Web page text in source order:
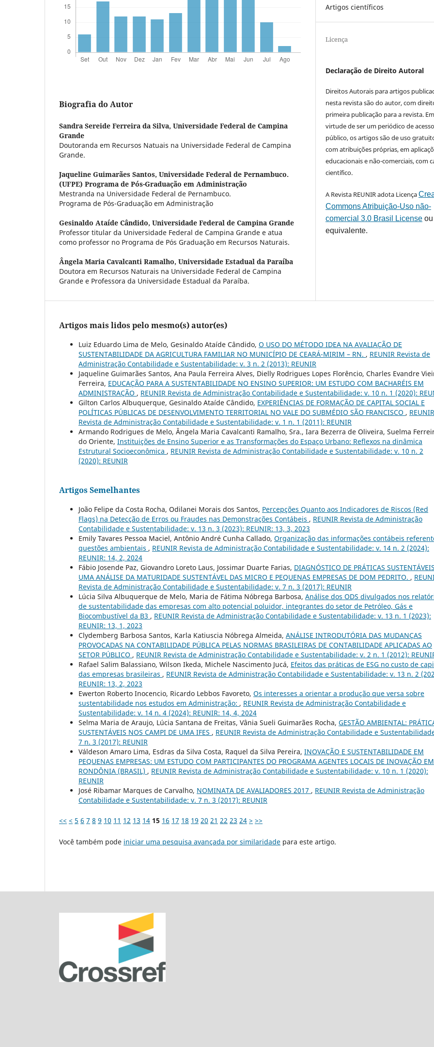
Biografia do Autor
Sandra Sereide Ferreira da Silva, Universidade Federal de Campina
Grande
Doutoranda em Recursos Natuais na Universidade Federal de Campina
Grande.
Jaqueline Guimarães Santos, Universidade Federal de Pernambuco.
(UFPE) Programa de Pós-Graduação em Administração
Mestranda na Universidade Federal de Pernambuco.
Programa de Pós-Graduação em Administração
Gesinaldo Ataíde Cândido, Universidade Federal de Campina Grande
Professor titular da Universidade Federal de Campina Grande e atua
como professor no Programa de Pós Graduação em Recursos Naturais.
Ângela Maria Cavalcanti Ramalho, Universidade Estadual da Paraíba
Doutora em Recursos Naturais na Universidade Federal de Campina
Grande e Professora da Universidade Estadual da Paraíba.
Artigos científicos
Licença
Declaração de Direito Autoral
Direitos Autorais para artigos
nesta revista são do autor, com
primeira publicação para a revista. Em
virtude de ser um periódico de acesso
público, os artigos são de uso
com atribuições próprias, em
educacionais e não-comerciais, com
científico.
A Revista REUNIR adota Licença
Commons Atribuição-Uso não-
comercial 3.0 Brasil License
equivalente.
Artigos mais lidos pelo mesmo(s) autor(es)
Luiz Eduardo Lima de Melo, Gesinaldo Ataíde Cândido, O USO DO MÉTODO IDEA NA AVALIAÇÃO DE
SUSTENTABILIDADE DA AGRICULTURA FAMILIAR NO MUNICÍPIO DE CEARÁ-MIRIM – RN. , REUNIR Revista de
Administração Contabilidade e Sustentabilidade: v. 3 n. 2 (2013): REUNIR
Jaqueline Guimarães Santos, Ana Paula Ferreira Alves, Dielly Rodrigues Lopes Florêncio, Charles Evandre
Ferreira, EDUCAÇÃO PARA A SUSTENTABILIDADE NO ENSINO SUPERIOR: UM ESTUDO COM BACHARÉIS EM
ADMINISTRAÇÃO , REUNIR Revista de Administração Contabilidade e Sustentabilidade: v. 10 n. 1 (2020):
Gilton Carlos Albuquerque, Gesinaldo Ataíde Cândido, EXPERIÊNCIAS DE FORMAÇÃO DE CAPITAL SOCIAL E
POLÍTICAS PÚBLICAS DE DESENVOLVIMENTO TERRITORIAL NO VALE DO SUBMÉDIO SÃO FRANCISCO , REUNIR
Revista de Administração Contabilidade e Sustentabilidade: v. 1 n. 1 (2011): REUNIR
Armando Rodrigues de Melo, Ângela Maria Cavalcanti Ramalho, Sra., Iara Bezerra de Oliveira, Suelma
do Oriente, Instituições de Ensino Superior e as Transformações do Espaço Urbano: Reflexos na dinâmica
Estrutural Socioeconômica , REUNIR Revista de Administração Contabilidade e Sustentabilidade: v. 10 n. 2
(2020): REUNIR
Artigos Semelhantes
João Felipe da Costa Rocha, Odilanei Morais dos Santos, Percepções Quanto aos Indicadores de Riscos (Red
Flags) na Detecção de Erros ou Fraudes nas Demonstrações Contábeis , REUNIR Revista de Administração
Contabilidade e Sustentabilidade: v. 13 n. 3 (2023): REUNIR: 13, 3, 2023
Emily Tavares Pessoa Maciel, Antônio André Cunha Callado, Organização das informações contábeis
questões ambientais , REUNIR Revista de Administração Contabilidade e Sustentabilidade: v. 14 n. 2 (2024):
REUNIR: 14, 2, 2024
Fábio Josende Paz, Giovandro Loreto Laus, Jossimar Duarte Farias, DIAGNÓSTICO DE PRÁTICAS
UMA ANÁLISE DA MATURIDADE SUSTENTÁVEL DAS MICRO E PEQUENAS EMPRESAS DE DOM PEDRITO. ,
Revista de Administração Contabilidade e Sustentabilidade: v. 7 n. 3 (2017): REUNIR
Lúcia Silva Albuquerque de Melo, Maria de Fátima Nóbrega Barbosa, Análise dos ODS divulgados nos
de sustentabilidade das empresas com alto potencial poluidor, integrantes do setor de Petróleo, Gás e
Biocombustível da B3 , REUNIR Revista de Administração Contabilidade e Sustentabilidade: v. 13 n. 1 (2023):
REUNIR: 13, 1, 2023
Clydemberg Barbosa Santos, Karla Katiuscia Nóbrega Almeida, ANÁLISE INTRODUTÓRIA DAS MUDANÇAS
PROVOCADAS NA CONTABILIDADE PÚBLICA PELAS NORMAS BRASILEIRAS DE CONTABILIDADE APLICADAS AO
SETOR PÚBLICO , REUNIR Revista de Administração Contabilidade e Sustentabilidade: v. 2 n. 1 (2012):
Rafael Salim Balassiano, Wilson Ikeda, Michele Nascimento Jucá, Efeitos das práticas de ESG no custo de
das empresas brasileiras , REUNIR Revista de Administração Contabilidade e Sustentabilidade: v. 13 n. 2
REUNIR: 13, 2, 2023
Ewerton Roberto Inocencio, Ricardo Lebbos Favoreto, Os interesses a orientar a produção que versa sobre
sustentabilidade nos estudos em Administração: , REUNIR Revista de Administração Contabilidade e
Sustentabilidade: v. 14 n. 4 (2024): REUNIR: 14, 4, 2024
Selma Maria de Araujo, Lúcia Santana de Freitas, Vânia Sueli Guimarães Rocha, GESTÃO AMBIENTAL:
SUSTENTÁVEIS NOS CAMPI DE UMA IFES , REUNIR Revista de Administração Contabilidade e
7 n. 3 (2017): REUNIR
Váldeson Amaro Lima, Esdras da Silva Costa, Raquel da Silva Pereira, INOVAÇÃO E SUSTENTABILIDADE EM
PEQUENAS EMPRESAS: UM ESTUDO COM PARTICIPANTES DO PROGRAMA AGENTES LOCAIS DE INOVAÇÃO EM
RONDÔNIA (BRASIL) , REUNIR Revista de Administração Contabilidade e Sustentabilidade: v. 10 n. 1 (2020):
REUNIR
José Ribamar Marques de Carvalho, NOMINATA DE AVALIADORES 2017 , REUNIR Revista de Administração
Contabilidade e Sustentabilidade: v. 7 n. 3 (2017): REUNIR
<< < 5 6 7 8 9 10 11 12 13 14 15 16 17 18 19 20 21 22 23 24 > >>
Você também pode iniciar uma pesquisa avançada por similaridade para este artigo.